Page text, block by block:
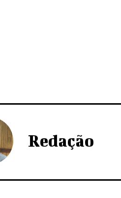
Redação